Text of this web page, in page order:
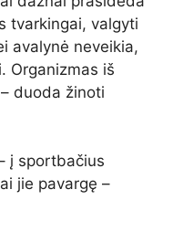
tvarkingai, valgyti
avalynė neveikia,
Organizmas iš
duoda žinoti
į sportbačius
jie pavargę –